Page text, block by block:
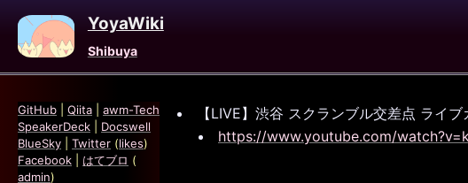
YoyaWiki
Shibuya
【LIVE】渋谷 スクランブル交差点 ラ
https://www.youtube.com/
GitHub Qiita
awm-Tech
SpeakerDeck
Docswell
BlueSky
Twitter (likes)
Facebook
はてブロ (
admin)